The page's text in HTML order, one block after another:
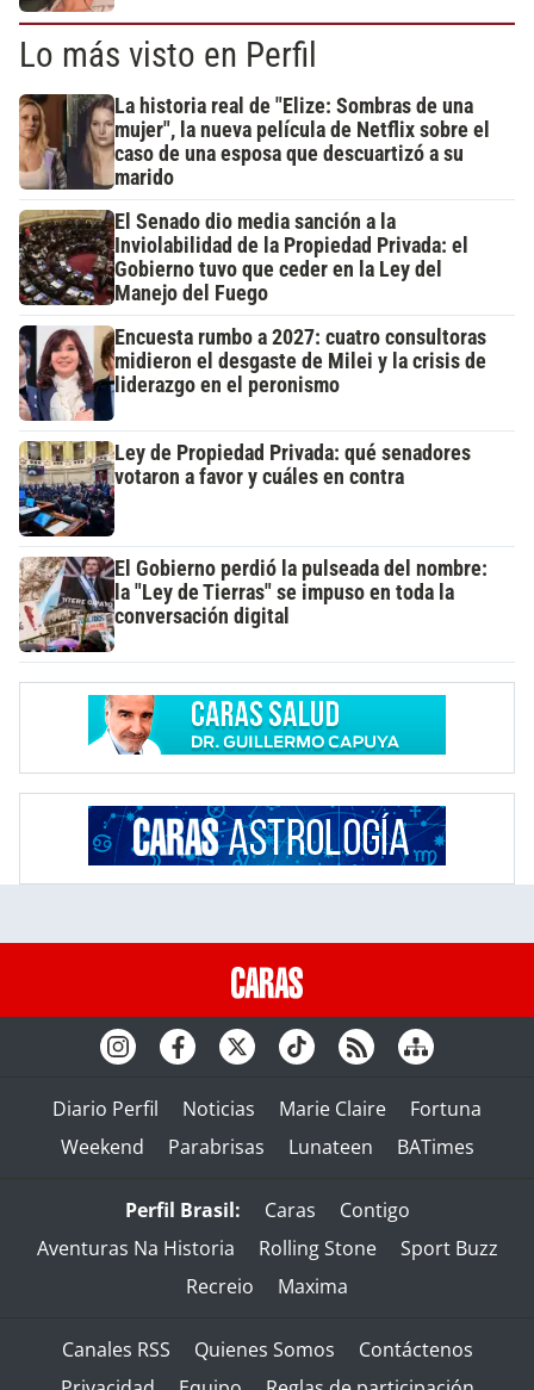
Lo más visto en Perfil
La historia real de "Elize: Sombras de una
mujer", la nueva película de Netflix sobre el
caso de una esposa que descuartizó a su
marido
El Senado dio media sanción a la
Inviolabilidad de la Propiedad Privada: el
Gobierno tuvo que ceder en la Ley del
Manejo del Fuego
Encuesta rumbo a 2027: cuatro consultoras
midieron el desgaste de Milei y la crisis de
liderazgo en el peronismo
Ley de Propiedad Privada: qué senadores
votaron a favor y cuáles en contra
El Gobierno perdió la pulseada del nombre:
la "Ley de Tierras" se impuso en toda la
conversación digital
Diario Perfil Noticias Marie Claire
Fortuna
Weekend
Parabrisas Lunateen BATimes
Perfil Brasil: Caras
Contigo
Aventuras Na Historia
Rolling Stone
Sport Buzz
Recreio
Maxima
Canales RSS Quienes Somos
Contáctenos